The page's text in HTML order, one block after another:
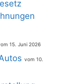
15. Juni 2026
10.